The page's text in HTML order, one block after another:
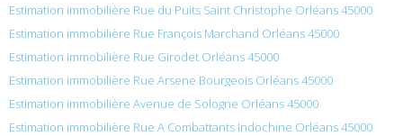
Estimation immobilière Rue du Puits Saint Christophe Orléans 45000
Estimation immobilière Rue François Marchand Orléans 45000
Estimation immobilière Rue Girodet Orléans 45000
Estimation immobilière Rue Arsene Bourgeois Orléans 45000
Estimation immobilière Avenue de Sologne Orléans 45000
Estimation immobilière Rue A Combattants Indochine Orléans 45000